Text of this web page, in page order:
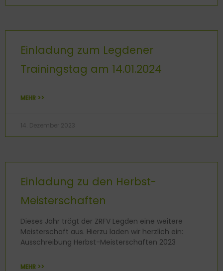
Einladung zum Legdener
Trainingstag am 14.01.2024
MEHR >>
14. Dezember 2023
Einladung zu den Herbst-
Meisterschaften
Dieses Jahr trägt der ZRFV Legden eine weitere
Meisterschaft aus. Hierzu laden wir herzlich ein:
Ausschreibung Herbst-Meisterschaften 2023
MEHR >>